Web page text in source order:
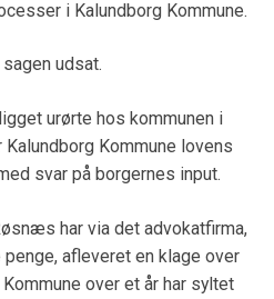
i Kalundborg Kommune.
udsat.
urørte hos kommunen i
Kommune lovens
svar på borgernes input.
har via det advokatfirma,
afleveret en klage over
over et år har syltet